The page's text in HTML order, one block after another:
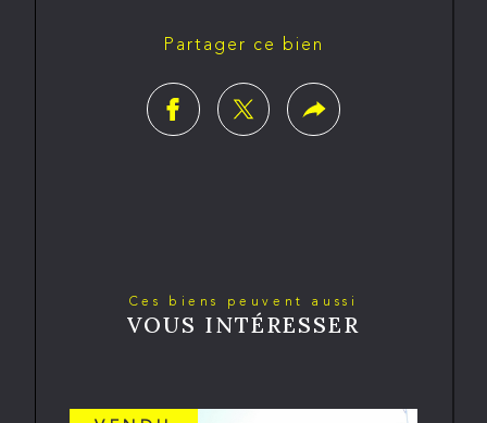
Partager ce bien
Ces biens peuvent aussi
VOUS INTÉRESSER